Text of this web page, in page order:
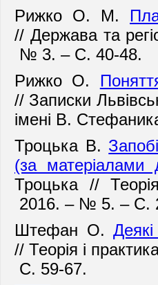
Рижко О. М.
// Держава та
№ 3. –С. 40-48.
Рижко О.
// Записки
імені В.
Троцька В.
(за матеріалами
Троцька //
2016. – № 5. – С.
Штефан О.
// Теорія і
С. 59-67.